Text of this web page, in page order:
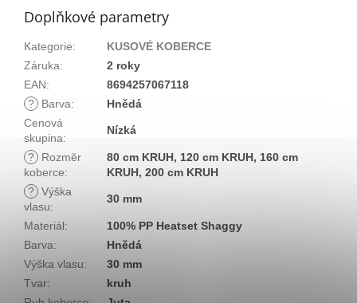
Doplňkové parametry
Kategorie:
KUSOVÉ KOBERCE
Záruka:
2 roky
EAN:
8694257067118
?
Barva:
Hnědá
Cenová
skupina:
Nízká
?
Rozměr
koberce:
80 cm KRUH, 120 cm KRUH, 160 cm
KRUH, 200 cm KRUH
? Výška
vlasu:
30 mm
Materiál:
100% PP Heatset Shaggy
Barva:
Hnědá
Výška vlasu:
30 mm
Tvar:
kruh